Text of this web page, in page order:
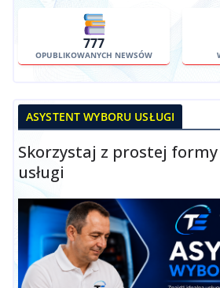
777
OPUBLIKOWANYCH NEWSÓW
ASYSTENT WYBORU USŁUGI
Skorzystaj z prostej
usługi